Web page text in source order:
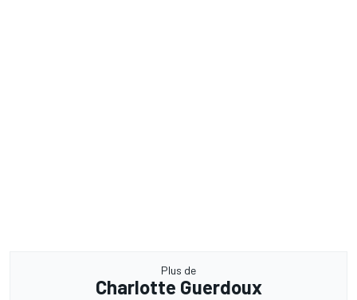
Plus de
Charlotte Guerdoux